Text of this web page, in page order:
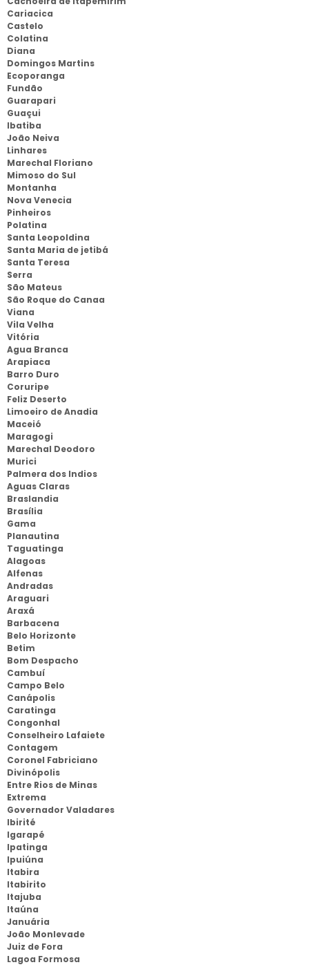
Cariacica
Castelo
Colatina
Diana
Domingos Martins
Ecoporanga
Fundão
Guarapari
Guaçui
Ibatiba
João Neiva
Linhares
Marechal Floriano
Mimoso do Sul
Montanha
Nova Venecia
Pinheiros
Polatina
Santa Leopoldina
Santa Maria de jetibá
Santa Teresa
Serra
São Mateus
São Roque do Canaa
Viana
Vila Velha
Vitória
Agua Branca
Arapiaca
Barro Duro
Coruripe
Feliz Deserto
Limoeiro de Anadia
Maceió
Maragogi
Marechal Deodoro
Murici
Palmera dos Indios
Aguas Claras
Braslandia
Brasília
Gama
Planautina
Taguatinga
Alagoas
Alfenas
Andradas
Araguari
Araxá
Barbacena
Belo Horizonte
Betim
Bom Despacho
Cambuí
Campo Belo
Canápolis
Caratinga
Congonhal
Conselheiro Lafaiete
Contagem
Coronel Fabriciano
Divinópolis
Entre Rios de Minas
Extrema
Governador Valadares
Ibirité
Igarapé
Ipatinga
Ipuiúna
Itabira
Itabirito
Itajuba
Itaúna
Januária
João Monlevade
Juiz de Fora
Lagoa Formosa